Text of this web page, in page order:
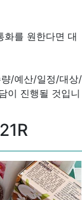
화를 원한다면 대
/예산/일정/대상/
이 진행될 것입니